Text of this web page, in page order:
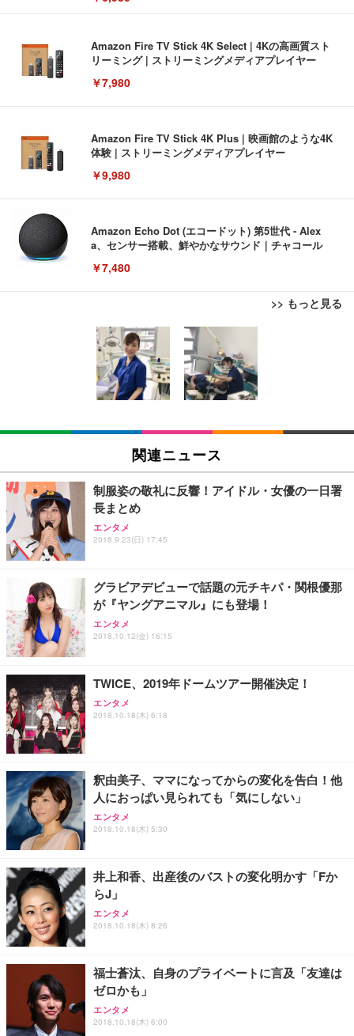
Amazon Fire TV Stick 4K Select | 4Kの高画質スト
リーミング | ストリーミングメディアプレイヤー
￥7,980
Amazon Fire TV Stick 4K Plus | 映画館のような4K
体験 | ストリーミングメディアプレイヤー
￥9,980
Amazon Echo Dot (エコードット) 第5世代 - Alex
a、センサー搭載、鮮やかなサウンド｜チャコール
￥7,480
>> もっと見る
[EdoErgo] オフィスチェア 椅子 テレワーク 疲れな
い 跳ね上げ式アームレスト コンパクト 約105度ロッ
キング pc 事務椅子 360度回転 座面昇降 強化ナイロ
ン樹脂ベース 通気性メッシュ 在宅ワーク H-WY01
(黒網+黒枠+黒足)
￥5,699
SIHOO B100 オフィスチェア／デスクチェア メッシ
ュチェア 人間工学 疲れない ブラック
￥27,999
Sezlife オフィスチェア デスクチェア 疲れない テレ
ワーク チェア 強化バックレスト 30度ロッキング機
能 人間工学 椅子 腰サポート 90度跳ね上げ式アーム
務用 おしゃれ パソコンチェア (ブラック)
Sezlife オフィスチェア デスクチェア 疲れない テレ
ワーク チェア 強化バックレスト 30度ロッキング機
能 人間工学 椅子 腰サポート 90度跳ね上げ式アーム
務用 おしゃれ パソコンチェア (ホワイト)
ANDWINT オフィスチェア デスクチェア 肘なし メ
ッシュ 通気性 ランバーサポート付き 腰サポート ガ
EIZO ビジネス向けプレミアムモニター | FlexScan
EV3240X-WT | 31.5型4K UHD・USB Type-C・ホワ
イト
￥105,595
EIZO ビジネス向けプレミアムモニター | FlexScan
￥109,572
【純正品】27"ゲーミングモニター DualSense 充電
フック付き（CFI-ZDM1J）
【整備済み品】Dell E2724HS 27インチ 液晶モニタ
ー フルHD（1920×1080）VA 非光沢 HDMI/DisplayP
ort/VGA スピーカー内蔵 高さ調整 スイベル VESA対
【MiniLED/24.5inch/280Hz/FHD】GRAPHT THE S
HOOTER Gaming Monitor 24” Essential ゲーミン
Amazonベーシック ペットシーツ 薄型 レギュラー 1
回使い捨て 無香料 ホワイト 300枚
￥3,373
Amazonベーシック ペットシーツ 厚型 ワイド 42枚
x2袋(84枚) ホワイト(吸収面:ライトブルー)
￥3,234
ネオ・ルーライフ ネオ・オムツ L 中型犬用 26枚入
り 単品
Smart Basic(スマートベーシック) 【Amazon.co.jp
限定】 Smart Basic アイリスオーヤマ ペットシーツ
超厚型 お徳用 ワイド 100枚入 (x 1) (ケース販売)
アイリスオーヤマ ペットシーツ 超厚型 お徳用 レギ
関連ニュース
制服姿の敬礼に反響！アイドル・女優の一日署
長まとめ
エンタメ
2018.9.23(日) 17:45
グラビアデビューで話題の元チキパ・関根優那
が『ヤングアニマル』にも登場！
エンタメ
2018.10.12(金) 16:15
TWICE、2019年ドームツアー開催決定！
エンタメ
2018.10.18(木) 6:18
釈由美子、ママになってからの変化を告白！他
人におっぱい見られても「気にしない」
エンタメ
2018.10.18(木) 5:30
井上和香、出産後のバストの変化明かす「Fか
らJ」
エンタメ
2018.10.18(木) 8:26
福士蒼汰、自身のプライベートに言及「友達は
ゼロかも」
エンタメ
2018.10.18(木) 6:00